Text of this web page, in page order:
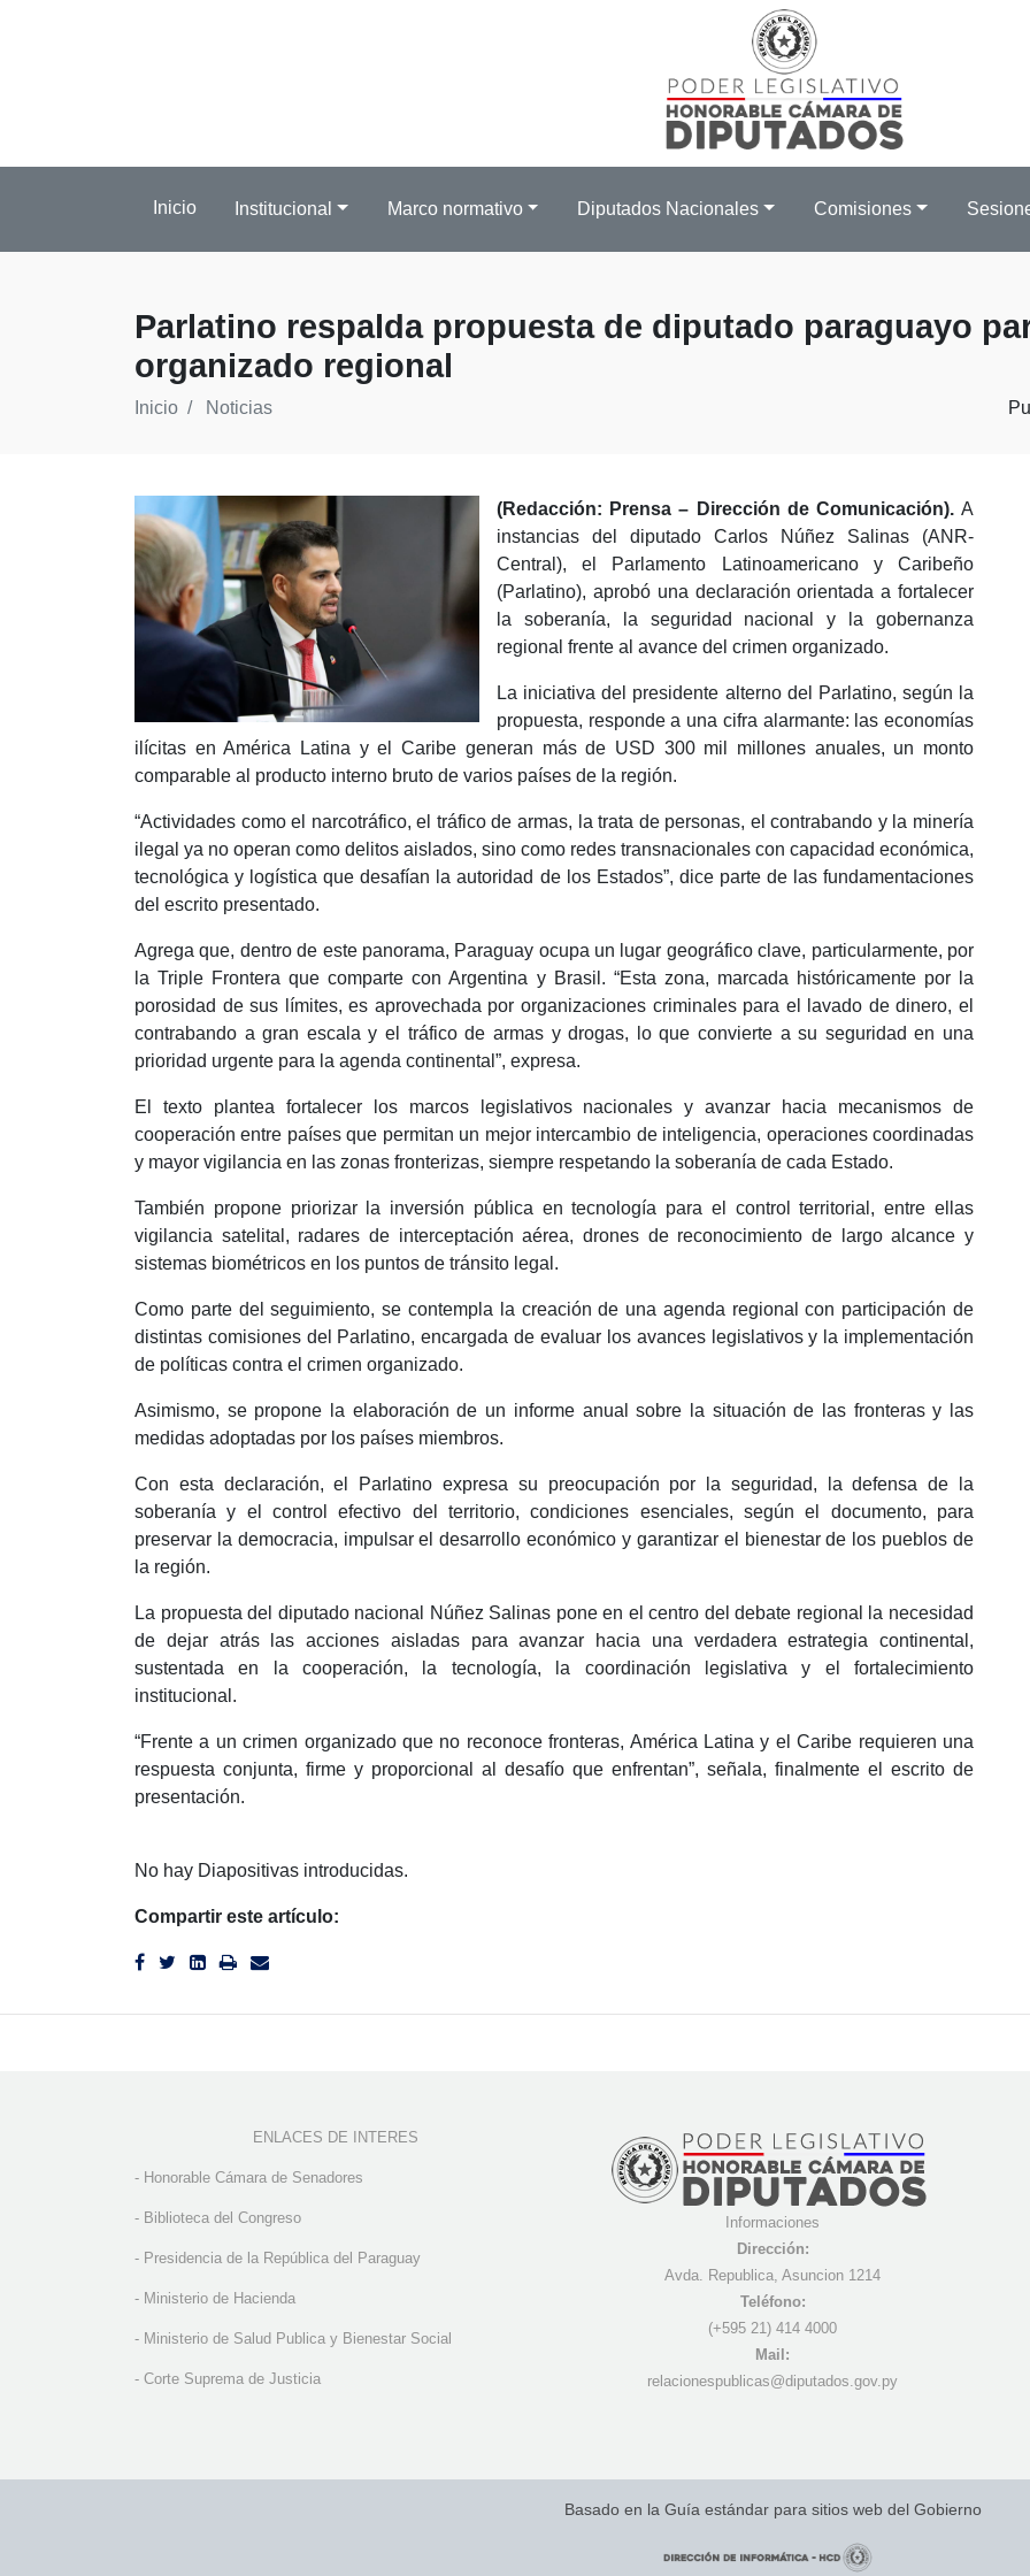
Inicio Institucional Marco normativo Diputados Nacionales Comisiones
Parlatino respalda propuesta de diputado paraguayo
organizado regional
Inicio Noticias
(Redacción: Prensa – Dirección de Comunicación). A
instancias del diputado Carlos Núñez Salinas (ANR-
Central), el Parlamento Latinoamericano y Caribeño
(Parlatino), aprobó una declaración orientada a fortalecer
la soberanía, la seguridad nacional y la gobernanza
regional frente al avance del crimen organizado.
La iniciativa del presidente alterno del Parlatino, según la
propuesta, responde a una cifra alarmante: las economías
ilícitas en América Latina y el Caribe generan más de USD 300 mil millones anuales, un monto
comparable al producto interno bruto de varios países de la región.
“Actividades como el narcotráfico, el tráfico de armas, la trata de personas, el contrabando y la minería
ilegal ya no operan como delitos aislados, sino como redes transnacionales con capacidad económica,
tecnológica y logística que desafían la autoridad de los Estados”, dice parte de las fundamentaciones
del escrito presentado.
Agrega que, dentro de este panorama, Paraguay ocupa un lugar geográfico clave, particularmente, por
la Triple Frontera que comparte con Argentina y Brasil. “Esta zona, marcada históricamente por la
porosidad de sus límites, es aprovechada por organizaciones criminales para el lavado de dinero, el
contrabando a gran escala y el tráfico de armas y drogas, lo que convierte a su seguridad en una
prioridad urgente para la agenda continental”, expresa.
El texto plantea fortalecer los marcos legislativos nacionales y avanzar hacia mecanismos de
cooperación entre países que permitan un mejor intercambio de inteligencia, operaciones coordinadas
y mayor vigilancia en las zonas fronterizas, siempre respetando la soberanía de cada Estado.
También propone priorizar la inversión pública en tecnología para el control territorial, entre ellas
vigilancia satelital, radares de interceptación aérea, drones de reconocimiento de largo alcance y
sistemas biométricos en los puntos de tránsito legal.
Como parte del seguimiento, se contempla la creación de una agenda regional con participación de
distintas comisiones del Parlatino, encargada de evaluar los avances legislativos y la implementación
de políticas contra el crimen organizado.
Asimismo, se propone la elaboración de un informe anual sobre la situación de las fronteras y las
medidas adoptadas por los países miembros.
Con esta declaración, el Parlatino expresa su preocupación por la seguridad, la defensa de la
soberanía y el control efectivo del territorio, condiciones esenciales, según el documento, para
preservar la democracia, impulsar el desarrollo económico y garantizar el bienestar de los pueblos de
la región.
La propuesta del diputado nacional Núñez Salinas pone en el centro del debate regional la necesidad
de dejar atrás las acciones aisladas para avanzar hacia una verdadera estrategia continental,
sustentada en la cooperación, la tecnología, la coordinación legislativa y el fortalecimiento
institucional.
“Frente a un crimen organizado que no reconoce fronteras, América Latina y el Caribe requieren una
respuesta conjunta, firme y proporcional al desafío que enfrentan”, señala, finalmente el escrito de
presentación.
No hay Diapositivas introducidas.
Compartir este artículo:
ENLACES DE INTERES
- Honorable Cámara de Senadores
- Biblioteca del Congreso
- Presidencia de la República del Paraguay
- Ministerio de Hacienda
- Ministerio de Salud Publica y Bienestar Social
- Corte Suprema de Justicia
Informaciones
Dirección:
Avda. Republica, Asuncion 1214
Teléfono:
(+595 21) 414 4000
Mail:
relacionespublicas@diputados.gov.py
Basado en la Guía estándar para sitios web del Gobierno